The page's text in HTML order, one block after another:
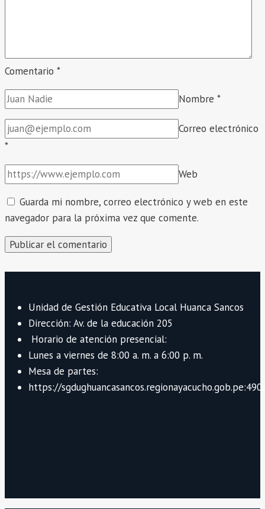
Comentario *
Nombre *
Correo electrónico
*
Web
Guarda mi nombre, correo electrónico y web en este
navegador para la próxima vez que comente.
Unidad de Gestión Educativa Local Huanca Sancos
Dirección: Av. de la educación 205
Horario de atención presencial:
Lunes a viernes de 8:00 a. m. a 6:00 p. m.
Mesa de partes:
https://